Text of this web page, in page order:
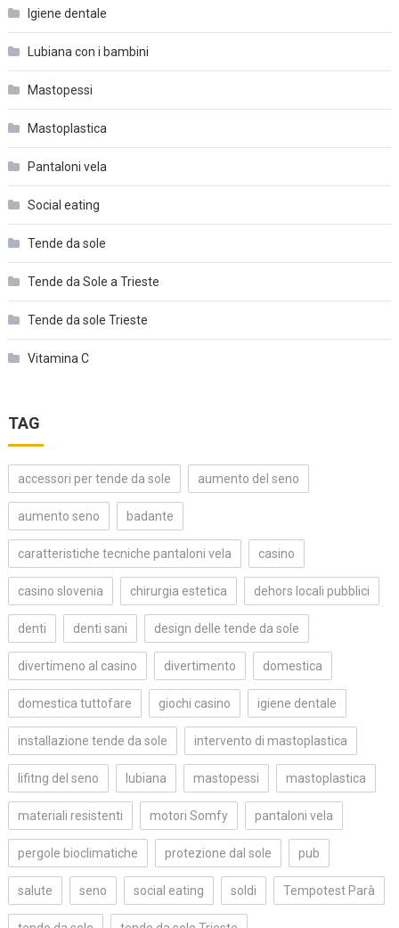
Igiene dentale
Lubiana con i bambini
Mastopessi
Mastoplastica
Pantaloni vela
Social eating
Tende da sole
Tende da Sole a Trieste
Tende da sole Trieste
Vitamina C
TAG
accessori per tende da sole aumento del seno
aumento seno badante
caratteristiche tecniche pantaloni vela casino
casino slovenia chirurgia estetica dehors locali pubblici
denti denti sani design delle tende da sole
divertimeno al casino divertimento domestica
domestica tuttofare giochi casino igiene dentale
installazione tende da sole intervento di mastoplastica
lifitng del seno lubiana mastopessi mastoplastica
materiali resistenti motori Somfy pantaloni vela
pergole bioclimatiche protezione dal sole pub
salute seno social eating soldi Tempotest Parà